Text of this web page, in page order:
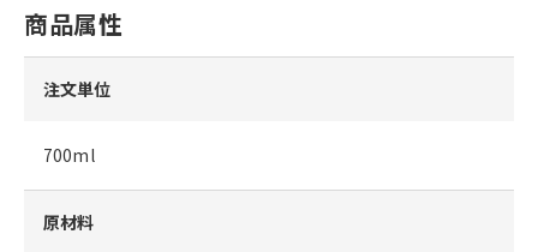
商品属性
注文単位
700ml
原材料